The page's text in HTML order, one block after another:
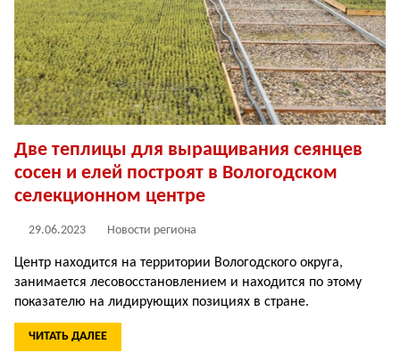
Две теплицы для выращивания сеянцев
сосен и елей построят в Вологодском
селекционном центре
29.06.2023 Новости региона
Центр находится на территории Вологодского округа,
занимается лесовосстановлением и находится по этому
показателю на лидирующих позициях в стране.
ЧИТАТЬ ДАЛЕЕ